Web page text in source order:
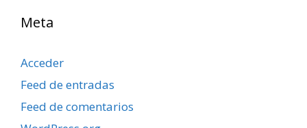
Meta
Acceder
Feed de entradas
Feed de comentarios